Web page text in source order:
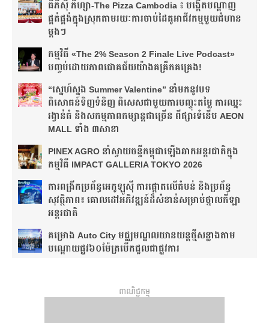
ធីភីស៊ី ភីហ្សា-The Pizza Cambodia ៖ បង្កើត​បណ្តាញ​
ផ្គត់ផ្គង់​ក្នុង​ស្រុក​តាមរយៈ​ការ​ចាប់​ដៃ​គូ​អាជីវកម្ម​មួយ​ជំហាន​
ម្តងៗ​
កម្មវិធី «The 2% Season 2 Finale Live Podcast»
បញ្ចប់ដោយភាពជោគជ័យយ៉ាងគគ្រឹកគគ្រេង!
“ស្នេហ៍ស្នង Summer Valentine” នាំមកនូវបទ
ពិសោធន៍ទិញទំនិញ ពិសេសជាមួយការបញ្ចុះតម្លៃ ការឈ្នះ
រង្វាន់ធំ និងសកម្មភាពកម្សាន្តជាច្រើន ពីផ្សារទំនើប AEON
MALL ទាំង ៣សាខា
PINEX AGRO នាំ​ស្វាយចន្ទី​កម្ពុជា​ឡើង​ឆាក​អន្តរជាតិ​​ក្នុង​
កម្មវិធី​ IMPACT GALLERIA TOKYO 2026
ការពង្រីកប្រព័ន្ធអេកូឡូស៊ី ការផ្តោតលើតំបន់ និងប្រព័ន្ធ
សុវត្ថិភាព៖ គោលដៅអភិវឌ្ឍន៍ដ៏សំខាន់សម្រាប់ថ្នាលកីឡា
អន្តរជាតិ
គម្រោង Auto City មជ្ឈមណ្ឌលយានយន្តថ្មីសន្លាង​តាម
បណ្តោយផ្លូវ​​៦០ម៉ែត្រ​បើកជួលជាផ្លូវការ
ពាណិជ្ជកម្ម